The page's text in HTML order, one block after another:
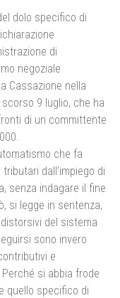
dolo specifico di
di
negoziale
Cassazione nella
9 luglio, che ha
di un committente
che fa
dall’impiego di
senza indagare il fine
si legge in sentenza,
del sistema
sono invero
e
si abbia frode
quello specifico di